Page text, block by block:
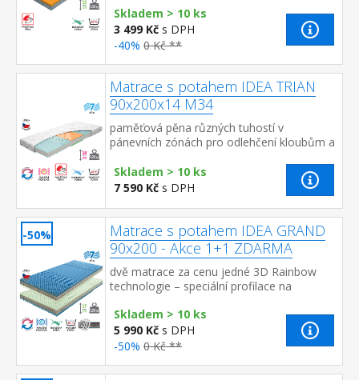
matrace vhodná pro ...
Skladem > 10 ks
3 499 Kč s DPH
-40% 0 Kč **
Matrace s potahem IDEA TRIAN
90x200x14 M34
paměťová pěna různých tuhostí v
pánevních zónách pro odlehčení kloubům a
anatomická masážní profilace přin...
Skladem > 10 ks
7 590 Kč s DPH
-50%
Matrace s potahem IDEA GRAND
90x200 - Akce 1+1 ZDARMA
dvě matrace za cenu jedné 3D Rainbow
technologie – speciální profilace na
pěn různých vlastností a tuhostí, kt...
Skladem > 10 ks
5 990 Kč s DPH
-50% 0 Kč **